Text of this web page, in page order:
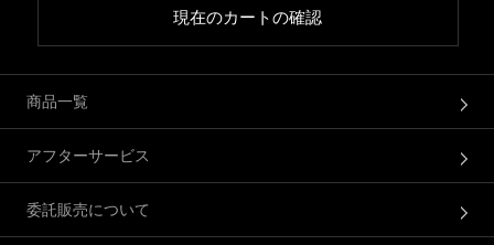
現在のカートの確認
商品一覧
アフターサービス
委託販売について